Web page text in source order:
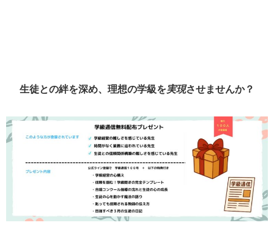
生徒との絆を深め、理想の学級を実現させませんか？